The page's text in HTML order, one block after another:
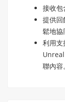
接收包
提供回
鬆地協
利用支
聯內容。